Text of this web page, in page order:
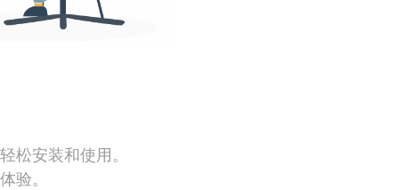
松安装和使用。
验。